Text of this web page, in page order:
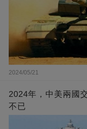
2024/05/21
2024年，中美兩國
不已